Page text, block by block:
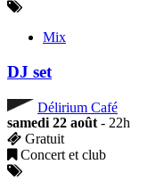
Mix
DJ set
Délirium Café
samedi 22 août - 22h
Gratuit
Concert et club